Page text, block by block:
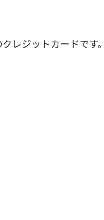
レジットカードです